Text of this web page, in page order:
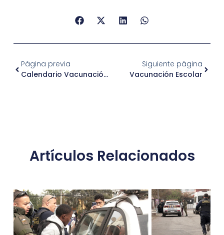
Página previa
Calendario Vacunación 20 Al 24 De Septiembre
Siguiente página
Vacunación Escolar
Artículos Relacionados